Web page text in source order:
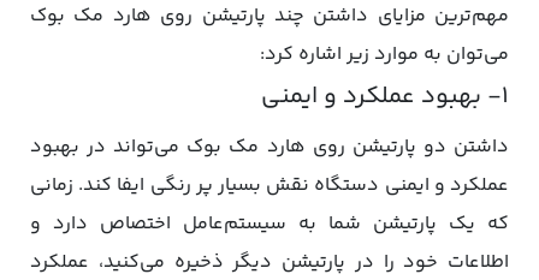
مهم‌ترین مزایای داشتن چند پارتیشن روی هارد مک بوک
می‌توان به موارد زیر اشاره کرد:
۱- بهبود عملکرد و ایمنی
داشتن دو پارتیشن روی هارد مک بوک می‌تواند در بهبود
عملکرد و ایمنی دستگاه نقش بسیار پر رنگی ایفا کند. زمانی
که یک پارتیشن شما به سیستم‌عامل اختصاص دارد و
اطلاعات خود را در پارتیشن دیگر ذخیره می‌کنید، عملکرد